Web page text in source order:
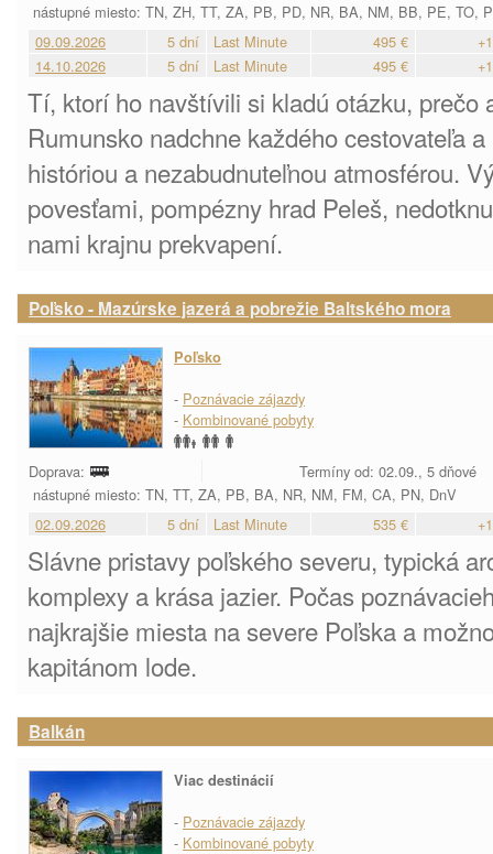
nástupné miesto: TN, ZH, TT, ZA, PB, PD, NR, BA, NM, BB, PE, TO,
09.09.2026
5 dní Last Minute 495 €
14.10.2026
5 dní Last Minute 495 €
Tí, ktorí ho navštívili si kladú otázku, prečo
Rumunsko nadchne každého cestovateľa
históriou a nezabudnuteľnou atmosférou.
povesťami, pompézny hrad Peleš,
nami krajnu prekvapení.
Poľsko - Mazúrske jazerá a pobrežie Baltského mora
Poľsko
- Poznávacie zájazdy
- Kombinované pobyty
Doprava:
Termíny od: 02.09., 5 dňové
nástupné miesto: TN, TT, ZA, PB, BA, NR, NM, FM, CA, PN, DnV
02.09.2026
5 dní Last Minute 535 €
Slávne pristavy poľského severu, typická
komplexy a krása jazier. Počas
najkrajšie miesta na severe Poľska a
kapitánom lode.
Balkán
Viac destinácií
- Poznávacie zájazdy
- Kombinované pobyty